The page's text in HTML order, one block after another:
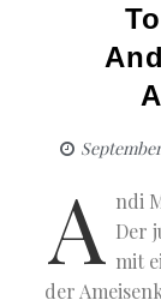
A ndi
Der
mit
der